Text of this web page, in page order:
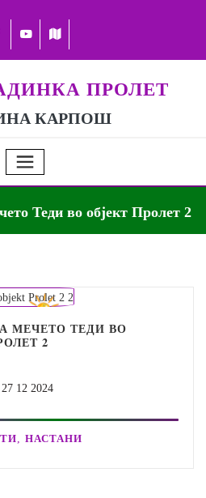
ПРОЛЕТ
КАРПОШ
Теди во објект Пролет 2
МЕЧЕТО ТЕДИ ВО
2
,НАСТАНИ